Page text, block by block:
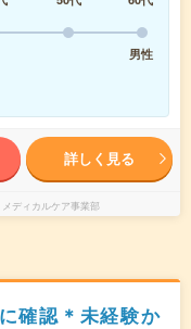
男性
詳しく見る
ディカルケア事業部
確認＊未経験か